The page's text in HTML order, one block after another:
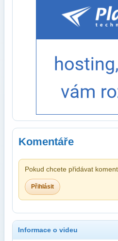
Komentáře
Pokud chcete přidávat
Přihlásit
Informace o videu